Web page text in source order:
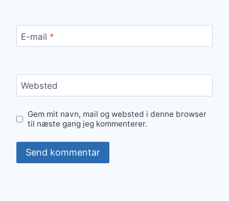
E-mail *
Websted
Gem mit navn, mail og websted i denne browser
til næste gang jeg kommenterer.